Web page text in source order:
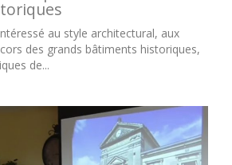
au style architectural, aux
des grands bâtiments historiques,
de...